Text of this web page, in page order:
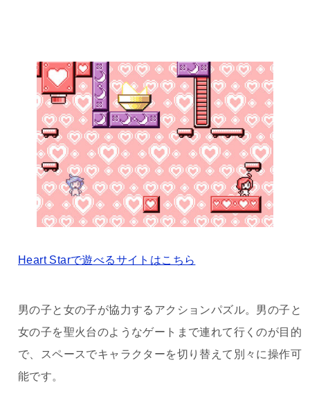
Heart Starで遊べるサイトはこちら
男の子と女の子が協力するアクションパズル。男の子と
女の子を聖火台のようなゲートまで連れて行くのが目的
で、スペースでキャラクターを切り替えて別々に操作可
能です。